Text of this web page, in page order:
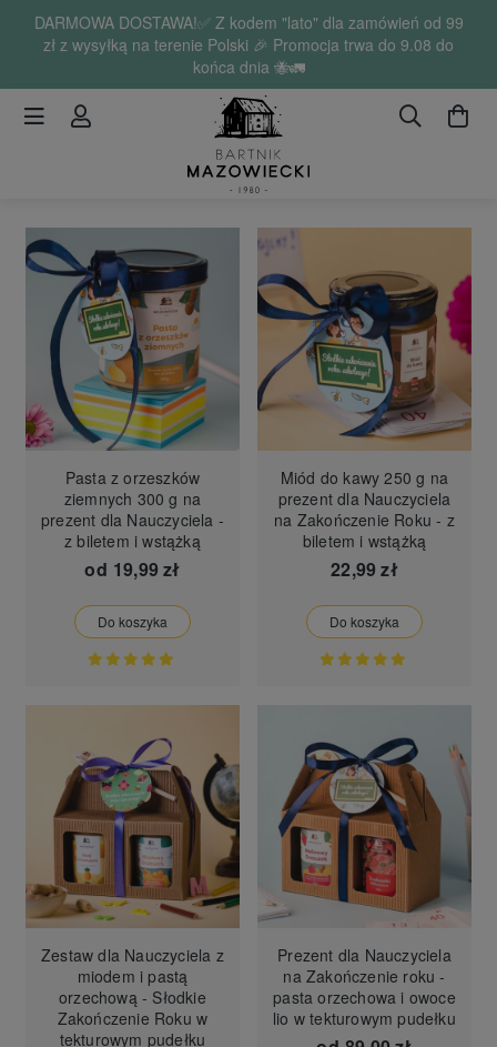
DARMOWA DOSTAWA!✅ Z kodem "lato" dla zamówień od 99
zł z wysyłką na terenie Polski 🎉 Promocja trwa do 9.08 do
końca dnia 🐝🚛
Pasta z orzeszków
ziemnych 300 g na
prezent dla Nauczyciela -
z biletem i wstążką
od 19,99 zł
Do koszyka
Miód do kawy 250 g na
prezent dla Nauczyciela
na Zakończenie Roku - z
biletem i wstążką
22,99 zł
Do koszyka
Zestaw dla Nauczyciela z
miodem i pastą
orzechową - Słodkie
Zakończenie Roku w
tekturowym pudełku
Prezent dla Nauczyciela
na Zakończenie roku -
pasta orzechowa i owoce
lio w tekturowym pudełku